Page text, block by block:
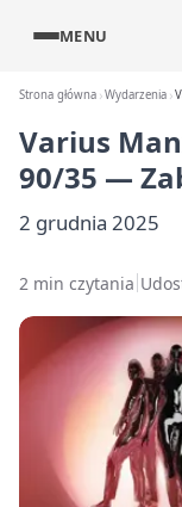
MENU
Strona główna Wydarzenia
Varius
90/35 —
2 grudnia 2025
2 min czytania